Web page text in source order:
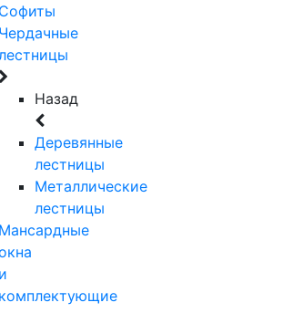
Софиты
Чердачные
Назад
Деревянные
лестницы
Металлические
лестницы
Мансардные
и
комплектующие